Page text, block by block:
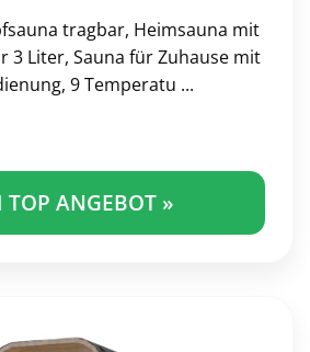
tragbar, Heimsauna mit
3 Liter, Sauna für Zuhause mit
9 Temperatu ...
TOP ANGEBOT »